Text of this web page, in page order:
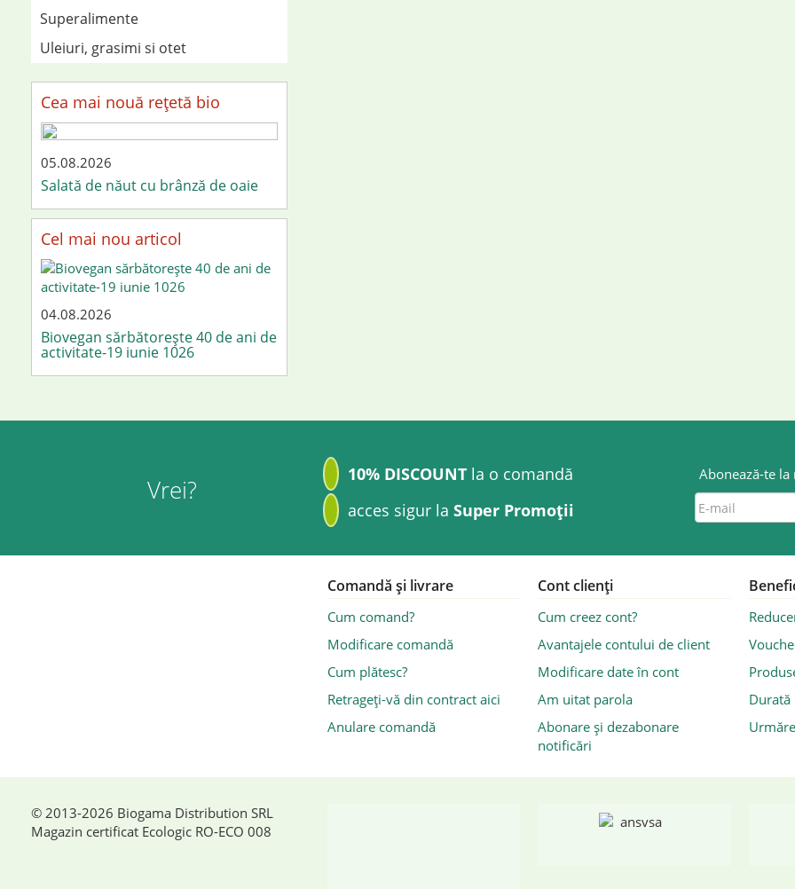
Superalimente
Uleiuri, grasimi si otet
Cea mai nouă rețetă bio
05.08.2026
Salată de năut cu brânză de oaie
Cel mai nou articol
04.08.2026
Biovegan sărbătorește 40 de ani de
activitate-19 iunie 1026
Vrei? 10% DISCOUNTla o comandă
acces sigur la Super Promoții
Abonează-te la
Comandă și livrare
Cum comand?
Modificare comandă
Cum plătesc?
Retrageți-vă din contract aici
Anulare comandă
Cont clienți
Cum creez cont?
Avantajele contului de client
Modificare date în cont
Am uitat parola
Abonare și dezabonare
notificări
© 2013-2026 Biogama Distribution SRL
Magazin certificat Ecologic RO-ECO 008